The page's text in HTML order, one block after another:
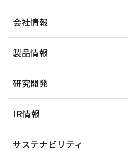
会社情報
製品情報
研究開発
IR情報
サステナビリティ